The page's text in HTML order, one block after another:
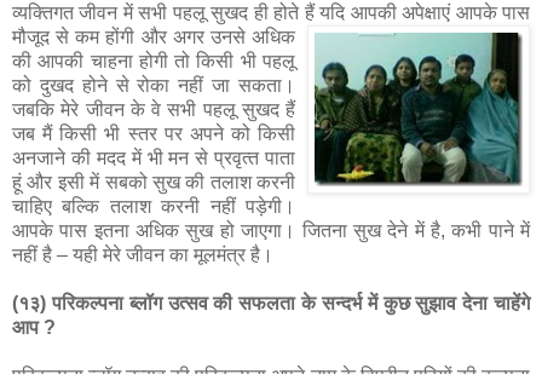
व्‍यक्तिगत जीवन में सभी पहलू सुखद ही होते हैं यदि आपकी अपेक्षाएं आपके पास
मौजूद से कम होंगी और अगर उनसेअधिक
की आपकी चाहना होगी तो किसी भी पहलू
को दुखद होने से रोका नहीं जा सकता।
जबकि मेरे जीवन के वे सभी पहलू सुखद हैं
जब मैं किसी भी स्‍तर पर अपने को किसी
अनजाने की मदद में भी मन से प्रवृत्‍त पाता
हूं और इसी में सबको सुख की तलाश करनी
चाहिए बल्कि तलाश करनी नहीं पड़ेगी।
आपके पास इतना अधिक सुख हो जाएगा। जितना सुख देने में है, कभी पाने में
नहीं है – यही मेरे जीवन का मूलमंत्र है।
(१३) परिकल्पना ब्लॉग उत्सव की सफलता के सन्दर्भ में कुछ सुझाव देना चाहेंगे
आप ?